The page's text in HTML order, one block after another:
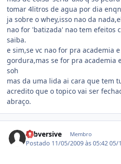
tomar 4litros de agua por dia
ja sobre o whey,isso nao da
nao for 'batizada' nao tem efeitos
saiba.
e sim,se vc nao for pra academia
gordura,mas se for pra academia
soh
mas da uma lida ai cara que tem
acredito que o topico vai ser
abraço.
subversive Membro
Postado 11/05/2009 às 05:4205/